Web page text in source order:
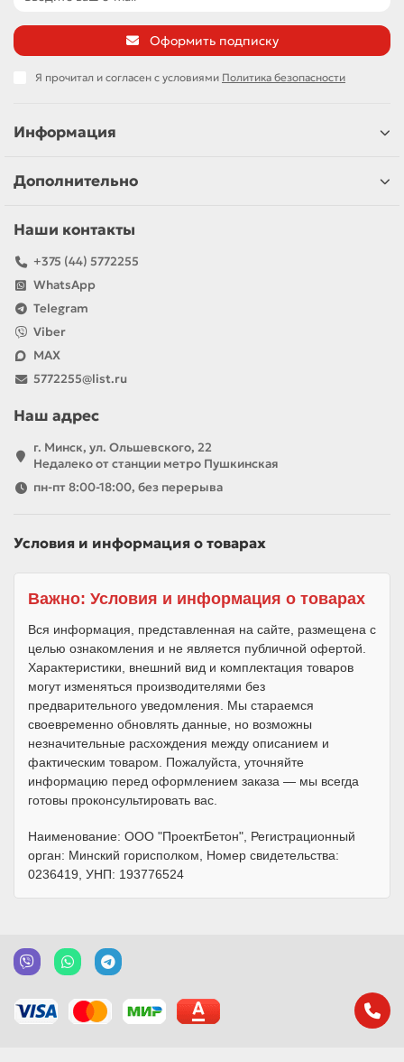
Оформить подписку
Я прочитал и согласен с условиями Политика безопасности
Информация
Дополнительно
Наши контакты
+375 (44) 5772255
WhatsApp
Telegram
Viber
MAX
5772255@list.ru
Наш адрес
г. Минск, ул. Ольшевского, 22
Недалеко от станции метро Пушкинская
пн-пт 8:00-18:00, без перерыва
Условия и информация о товарах
Важно: Условия и информация о товарах
Вся информация, представленная на сайте, размещена с
целью ознакомления и не является публичной офертой.
Характеристики, внешний вид и комплектация товаров
могут изменяться производителями без
предварительного уведомления. Мы стараемся
своевременно обновлять данные, но возможны
незначительные расхождения между описанием и
фактическим товаром. Пожалуйста, уточняйте
информацию перед оформлением заказа — мы всегда
готовы проконсультировать вас.
Наименование: ООО "ПроектБетон", Регистрационный
орган: Минский горисполком, Номер свидетельства:
0236419, УНП: 193776524